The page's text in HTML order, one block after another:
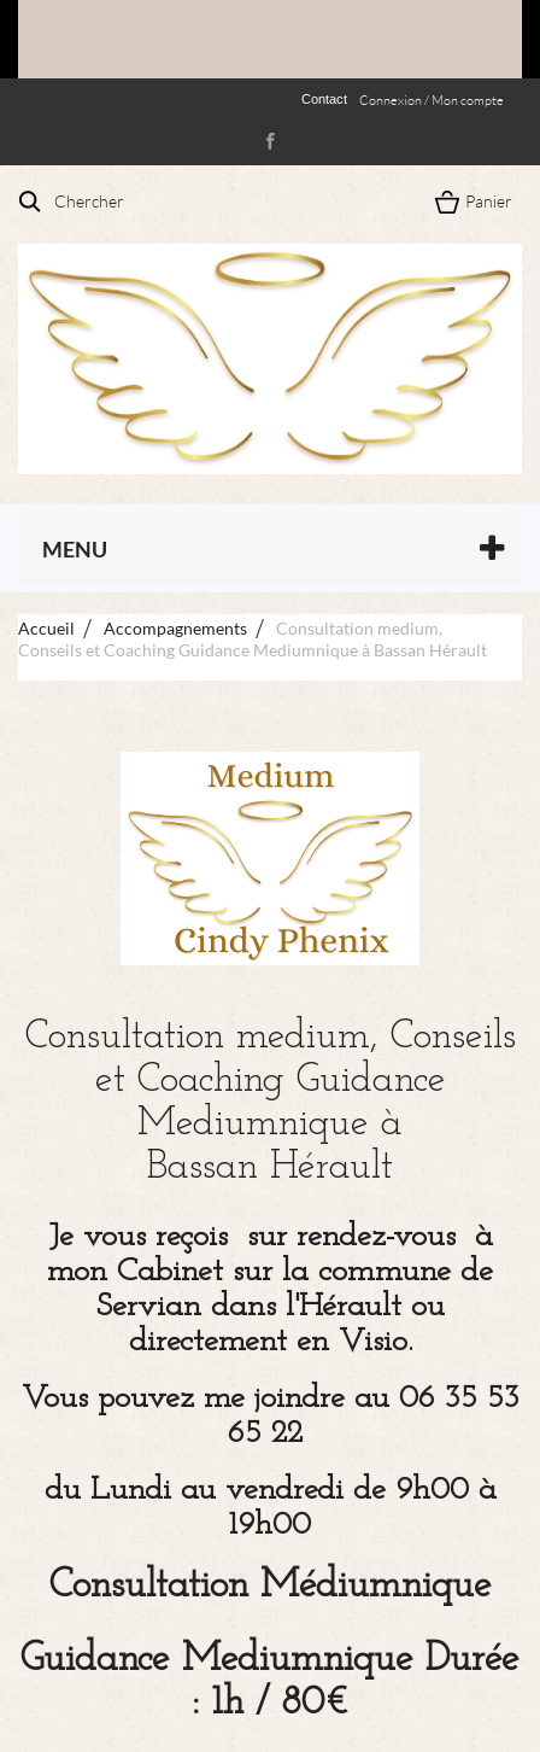
Connexion / Mon compte
Contact
Chercher Panier
MENU
Accueil Accompagnements
Consultation medium,
Conseils et Coaching Guidance Mediumnique à Bassan Hérault
Consultation medium, Conseils
et Coaching Guidance
Mediumnique à
Bassan Hérault
Je vous reçois sur rendez-vous à
mon Cabinet sur la commune de
Servian dans l'Hérault ou
directement en Visio.
Vous pouvez me joindre au 06 35 53
65 22
du Lundi au vendredi de 9h00 à
19h00
Consultation Médiumnique
Guidance Mediumnique Durée
: 1h / 80€